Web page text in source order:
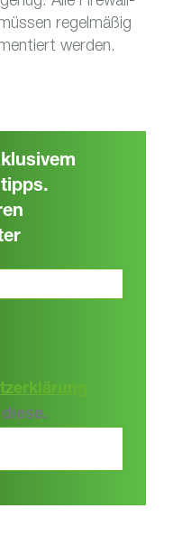
regelmäßig
werden.